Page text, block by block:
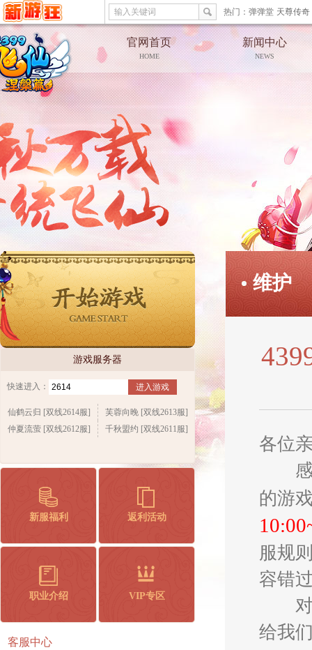
输入关键词 热门： 弹弹堂 天尊传奇
官网首页
HOME
新闻中心
NEWS
游戏服务器
快速进入： 进入游戏
仙鹤云归 [双线2614服]
芙蓉向晚 [双线2613服]
仲夏流萤 [双线2612服]
千秋盟约 [双线2611服]
新服福利 返利活动
职业介绍 VIP专区
客服中心
维护
各位
感
的游
服规
容错
对合
给我